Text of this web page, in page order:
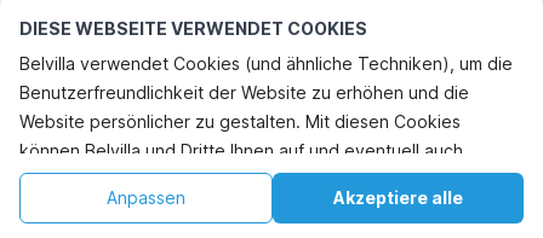
DIESE WEBSEITE VERWENDET COOKIES
Belvilla verwendet Cookies (und ähnliche Techniken), um die
Benutzerfreundlichkeit der Website zu erhöhen und die
Website persönlicher zu gestalten. Mit diesen Cookies
können Belvilla und Dritte Ihnen auf und eventuell auch
außerhalb unserer Website folgen, um Werbung Ihren
Interessen anzupassen und das Teilen von Informationen über
Akzeptiere alle
Anpassen
Auf der Suche nach den besten
Unterkünften..
Rufen Sie an, um zu buchen
Karte
Filter